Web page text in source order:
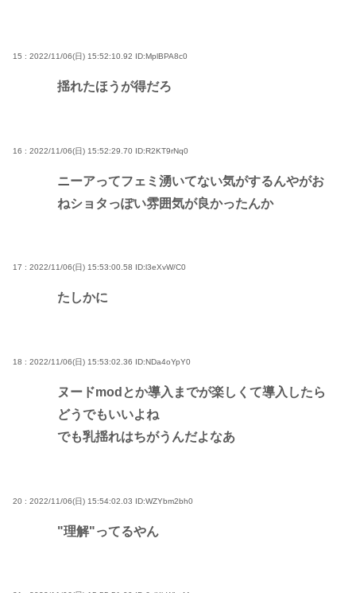
15 : 2022/11/06(日) 15:52:10.92 ID:MplBPA8c0
揺れたほうが得だろ
16 : 2022/11/06(日) 15:52:29.70 ID:R2KT9rNq0
ニーアってフェミ湧いてない気がするんやがお
ねショタっぽい雰囲気が良かったんか
17 : 2022/11/06(日) 15:53:00.58 ID:l3eXvW/C0
たしかに
18 : 2022/11/06(日) 15:53:02.36 ID:NDa4oYpY0
ヌードmodとか導入までが楽しくて導入したら
どうでもいいよね
でも乳揺れはちがうんだよなあ
20 : 2022/11/06(日) 15:54:02.03 ID:WZYbm2bh0
"理解"ってるやん